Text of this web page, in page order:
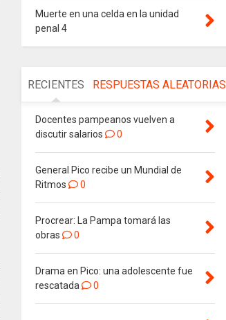
Muerte en una celda en la unidad
penal 4
RECIENTES RESPUESTAS ALEATORIAS
Docentes pampeanos vuelven a
discutir salarios
0
General Pico recibe un Mundial de
Ritmos
0
Procrear: La Pampa tomará las
obras
0
Drama en Pico: una adolescente fue
rescatada
0